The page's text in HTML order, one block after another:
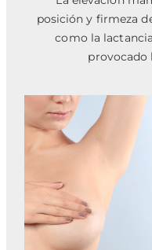
posición y firmeza
como la
provocado